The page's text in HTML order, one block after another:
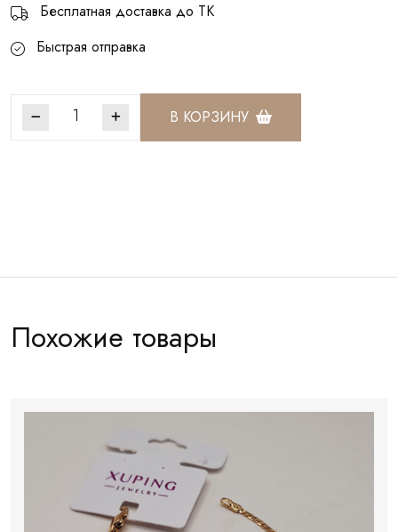
Бесплатная доставка до ТК
Быстрая отправка
В КОРЗИНУ
Похожие товары